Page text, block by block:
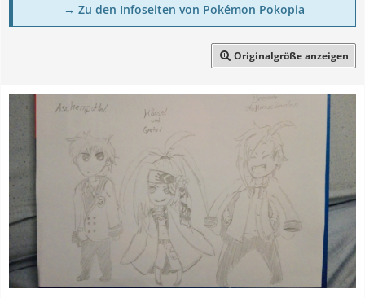
→ Zu den Infoseiten von Pokémon Pokopia
Originalgröße anzeigen